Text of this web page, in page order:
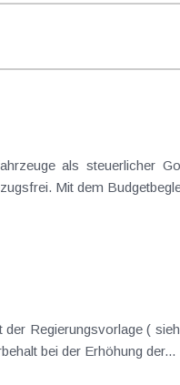
als steuerlicher
Mit dem
Regierungsvorlage (
bei der Erhöhung der...